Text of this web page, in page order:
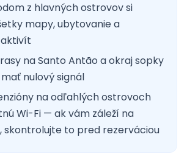
z hlavných ostrovov si
mapy, ubytovanie a
na Santo Antão a okraj sopky
nulový signál
na odľahlých ostrovoch
Wi-Fi — ak vám záleží na
skontrolujte to pred rezerváciou